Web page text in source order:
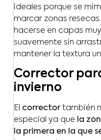
ideales porque se
marcar zonas
hacerse en capas
suavemente sin
mantener la textura
Corrector
invierno
El correctortambién
especial ya que la
la primera en la que